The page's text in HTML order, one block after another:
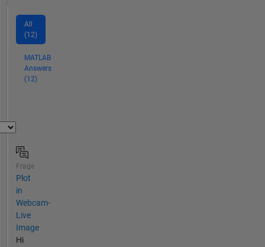
All
(12)
MATLAB
Answers
(12)
Frage
Plot
in
Webcam-
Live
Image
Hi